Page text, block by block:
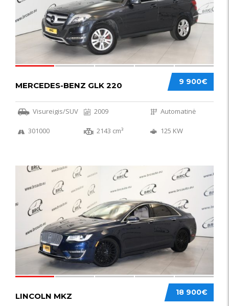
9 900€
MERCEDES-BENZ GLK 220
Visureigis/SUV 2009 Automatinė
301000 2143 cm³ 125 KW
18 900€
LINCOLN MKZ